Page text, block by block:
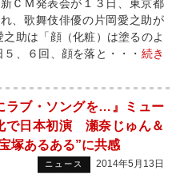
ＣＭ発表会が１３日、東京都
、歌舞伎俳優の片岡愛之助が
助は「顔（化粧）は塗るのよ
、６回、顔を落と・・・ 続き
ラブ・ソングを…』ミュー
で日本初演 瀬奈じゅん＆
塚あるある”に共感
ニュース 2014年5月13日